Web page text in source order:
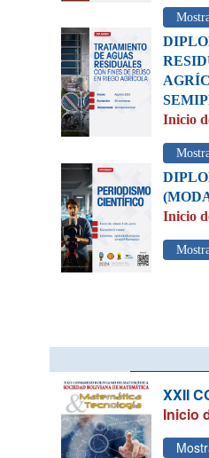
Inicio
Inicio
XXII
Inicio